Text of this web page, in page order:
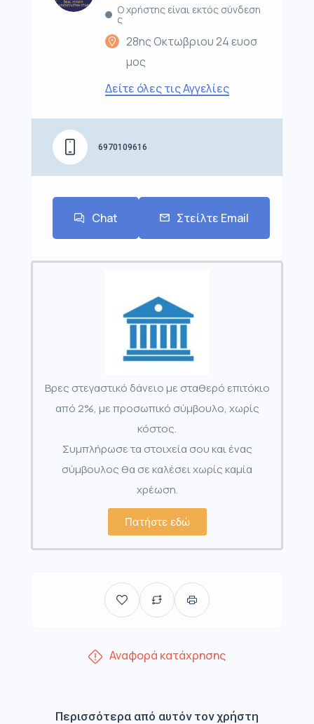
Ο χρήστης είναι εκτός σύνδεση
ς
28ης Οκτωβριου 24 ευοσ
μος
Δείτε όλες τις Αγγελίες
6970109616
Chat Στείλτε Email
Βρες στεγαστικό δάνειο με σταθερό επιτόκιο
από 2%, με προσωπικό σύμβουλο, χωρίς
κόστος.
Συμπλήρωσε τα στοιχεία σου και ένας
σύμβουλος θα σε καλέσει χωρίς καμία
χρέωση.
Πατήστε εδώ
Αναφορά κατάχρησης
Περισσότερα από αυτόν τον χρήστη